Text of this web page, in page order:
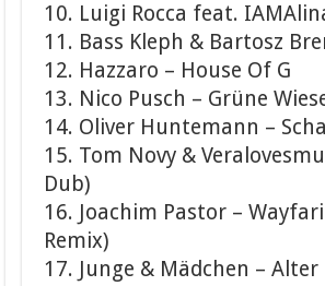
10. Luigi Rocca feat.
11. Bass Kleph & Bartosz
12. Hazzaro – House Of G
13. Nico Pusch – Grüne
14. Oliver Huntemann –
15. Tom Novy &
Dub)
16. Joachim Pastor –
Remix)
17. Junge & Mädchen – Alter